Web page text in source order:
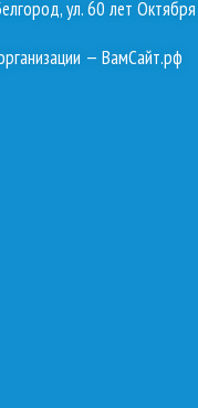
ул. 60 лет
— ВамСайт.рф